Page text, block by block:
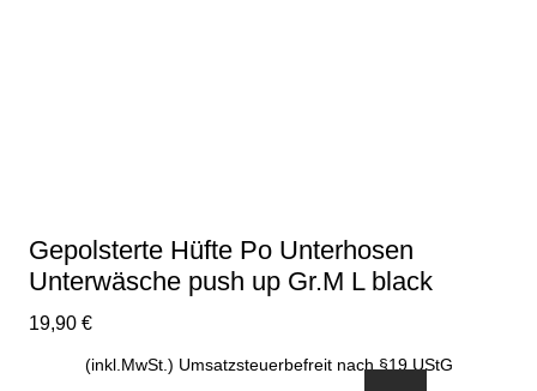
Gepolsterte Hüfte Po Unterhosen
Unterwäsche push up Gr.M L black
19,90 €
(inkl.MwSt.) Umsatzsteuerbefreit nach §19 UStG